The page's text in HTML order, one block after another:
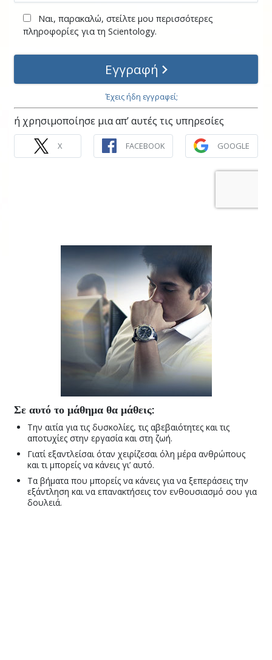
Ναι, παρακαλώ, στείλτε μου περισσότερες
πληροφορίες για τη Scientology.
Εγγραφή
Έχεις ήδη εγγραφεί;
ή χρησιμοποίησε μια απ’ αυτές τις υπηρεσίες
X FACEBOOK GOOGLE
Σε αυτό το μάθημα θα μάθεις:
Την αιτία για τις δυσκολίες, τις αβεβαιότητες και τις
αποτυχίες στην εργασία και στη ζωή.
Γιατί εξαντλείσαι όταν χειρίζεσαι όλη μέρα ανθρώπους
και τι μπορείς να κάνεις γι’ αυτό.
Τα βήματα που μπορείς να κάνεις για να ξεπεράσεις την
εξάντληση και να επανακτήσεις τον ενθουσιασμό σου για
δουλειά.